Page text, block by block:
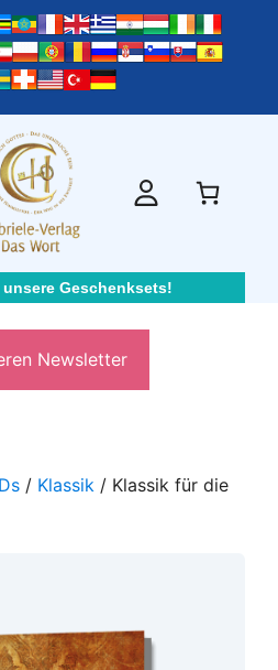
Geschenksets!
Newsletter
/ Klassik / Klassik für die